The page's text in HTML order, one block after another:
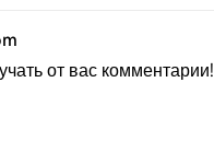
от вас комментарии!